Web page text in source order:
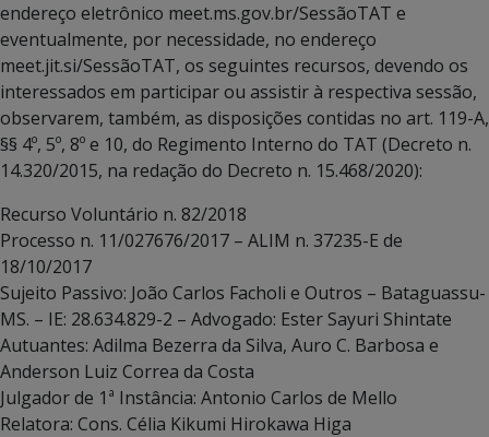
endereço eletrônico meet.ms.gov.br/SessãoTAT e
eventualmente, por necessidade, no endereço
meet.jit.si/SessãoTAT, os seguintes recursos, devendo os
interessados em participar ou assistir à respectiva sessão,
observarem, também, as disposições contidas no art. 119-A,
§§ 4º, 5º, 8º e 10, do Regimento Interno do TAT (Decreto n.
14.320/2015, na redação do Decreto n. 15.468/2020):
Recurso Voluntário n. 82/2018
Processo n. 11/027676/2017 – ALIM n. 37235-E de
18/10/2017
Sujeito Passivo: João Carlos Facholi e Outros – Bataguassu-
MS. – IE: 28.634.829-2 – Advogado: Ester Sayuri Shintate
Autuantes: Adilma Bezerra da Silva, Auro C. Barbosa e
Anderson Luiz Correa da Costa
Julgador de 1ª Instância: Antonio Carlos de Mello
Relatora: Cons. Célia Kikumi Hirokawa Higa